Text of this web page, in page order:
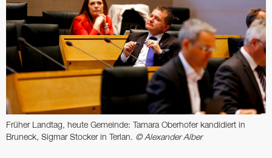
Früher Landtag, heute Gemeinde: Tamara Oberhofer kandidiert in
Bruneck, Sigmar Stocker in Terlan. © Alexander Alber